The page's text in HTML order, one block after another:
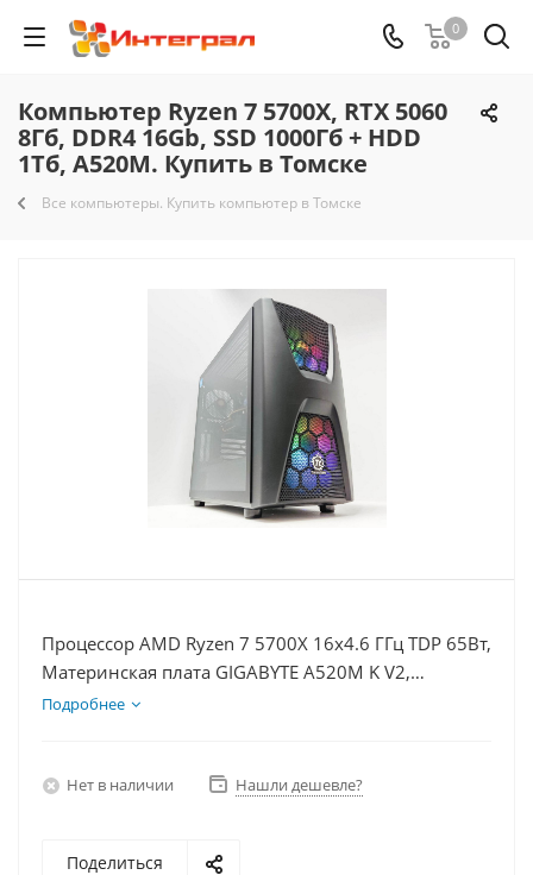
0
Компьютер Ryzen 7 5700X, RTX 5060
8Гб, DDR4 16Gb, SSD 1000Гб + HDD
1Тб, A520M. Купить в Томске
Все компьютеры. Купить компьютер в Томске
Процессор AMD Ryzen 7 5700X 16x4.6 ГГц TDP 65Вт,
Материнская плата GIGABYTE A520M K V2,
Видеокарта RTX 5060 8Гб, Память DDR4 16Gb,
Подробнее
Нет в наличии Нашли дешевле?
Поделиться